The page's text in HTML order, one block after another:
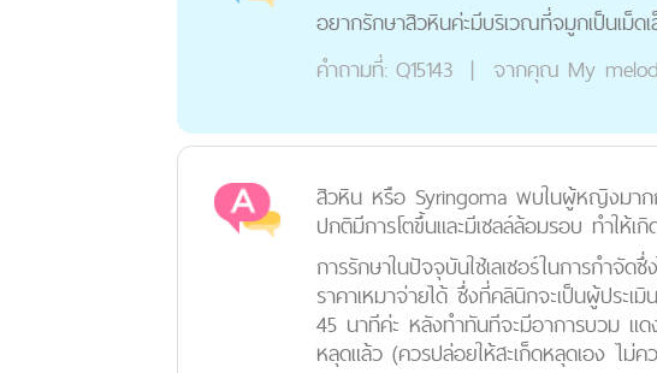
อยากรักษาสิวหินค่ะมีบริเวณที่จมูกเป็นเม็ดเ
คำถามที่: Q15143 | จากคุณ My
สิวหิน หรือ Syringoma พบในผู้หญิงมาก
ปกติมีการโตขึ้นและมีเซลล์ล้อมรอบ ทำให้
การรักษาในปัจจุบันใช้เลเซอร์ในการกำ
ราคาเหมาจ่ายได้ ซึ่งที่คลินิกจะเป็นผู้ประ
45 นาทีค่ะ หลังทำทันทีจะมีอาการบวม แด
หลุดแล้ว (ควรปล่อยให้สะเก็ดหลุดเอง ไม่